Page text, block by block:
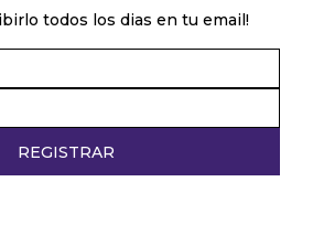
todos los dias en tu email!